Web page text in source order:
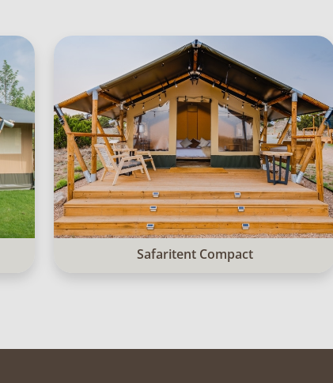
Safaritent Compact